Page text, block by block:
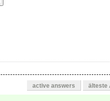
active answers älteste